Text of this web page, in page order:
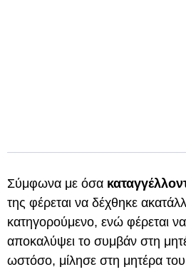
Σύμφωνα με όσα
της φέρεται να δέχθηκε
κατηγορούμενο, ενώ φέρεται
αποκαλύψει το συμβάν στη
ωστόσο, μίλησε στη μητέρα